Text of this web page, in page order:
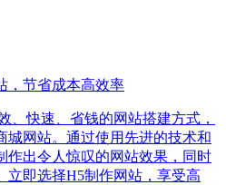
，节省成本高效率
、快速、省钱的网站搭建方式，
城网站。通过使用先进的技术和
作出令人惊叹的网站效果，同时
立即选择H5制作网站，享受高